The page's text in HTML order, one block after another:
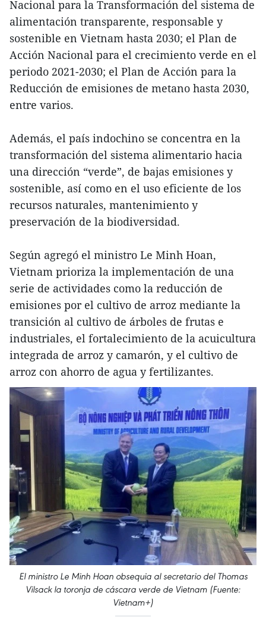
Nacional para la Transformación del sistema de
alimentación transparente, responsable y
sostenible en Vietnam hasta 2030; el Plan de
Acción Nacional para el crecimiento verde en el
periodo 2021-2030; el Plan de Acción para la
Reducción de emisiones de metano hasta 2030,
entre varios.
Además, el país indochino se concentra en la
transformación del sistema alimentario hacia
una dirección “verde”, de bajas emisiones y
sostenible, así como en el uso eficiente de los
recursos naturales, mantenimiento y
preservación de la biodiversidad.
Según agregó el ministro Le Minh Hoan,
Vietnam prioriza la implementación de una
serie de actividades como la reducción de
emisiones por el cultivo de arroz mediante la
transición al cultivo de árboles de frutas e
industriales, el fortalecimiento de la acuicultura
integrada de arroz y camarón, y el cultivo de
arroz con ahorro de agua y fertilizantes.
El ministro Le Minh Hoan obsequia al secretario del Thomas
Vilsack la toronja de cáscara verde de Vietnam (Fuente:
Vietnam+)